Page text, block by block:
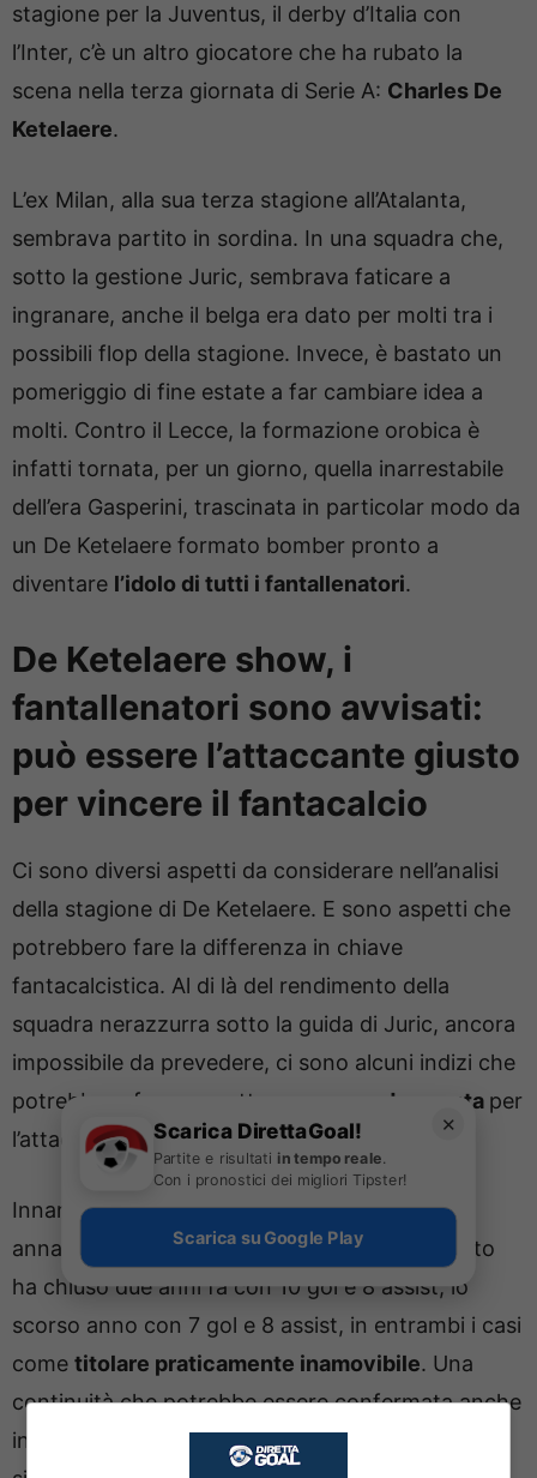
stagione per la Juventus, il derby d’Italia con
l’Inter, c’è un altro giocatore che ha rubato la
scena nella terza giornata di Serie A: Charles De
Ketelaere.
L’ex Milan, alla sua terza stagione all’Atalanta,
sembrava partito in sordina. In una squadra che,
sotto la gestione Juric, sembrava faticare a
ingranare, anche il belga era dato per molti tra i
possibili flop della stagione. Invece, è bastato un
pomeriggio di fine estate a far cambiare idea a
molti. Contro il Lecce, la formazione orobica è
infatti tornata, per un giorno, quella inarrestabile
dell’era Gasperini, trascinata in particolar modo da
un De Ketelaere formato bomber pronto a
diventare l’idolo di tutti i fantallenatori.
De Ketelaere show, i
fantallenatori sono avvisati:
può essere l’attaccante giusto
per vincere il fantacalcio
Ci sono diversi aspetti da considerare nell’analisi
della stagione di De Ketelaere. E sono aspetti che
potrebbero fare la differenza in chiave
fantacalcistica. Al di là del rendimento della
squadra nerazzurra sotto la guida di Juric, ancora
impossibile da prevedere, ci sono alcuni indizi che
potrebbero far prospettare
una grande annata per
l’attaccante belga.
Innanzitutto, il fatto che viene da due grandi
annate con la maglia nerazzurra: in campionato
ha chiuso due anni fa con 10 gol e 8 assist, lo
scorso anno con 7 gol e 8 assist, in entrambi i casi
come titolare praticamente inamovibile. Una
continuità che potrebbe essere confermata anche
in questa stagione, considerando anche la
✕
Scarica DirettaGoal!
Partite e risultati in tempo reale.
Con i pronostici dei migliori Tipster!
Scarica su Google Play